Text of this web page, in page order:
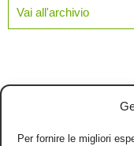
Per fornire le migliori
Vai all'archivio